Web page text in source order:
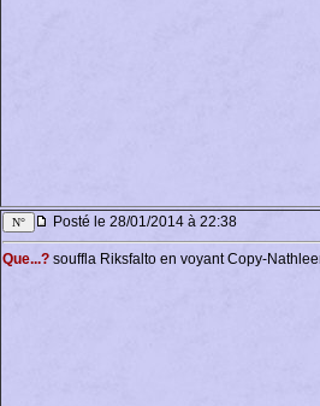
Posté le 28/01/2014 à 22:38
Que...? souffla Riksfalto en voyant Copy-